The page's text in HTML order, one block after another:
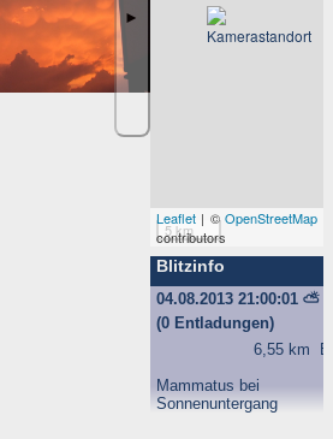
►
5 km
Leaflet | ©OpenStreetMap
contributors
Blitzinfo
04.08.2013 21:00:01⛅
(0 Entladungen)
6,55 km
Mammatus bei
Sonnenuntergang